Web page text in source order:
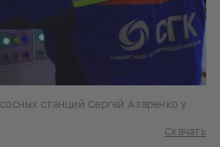
станций Сергей Азаренко у
Скачать